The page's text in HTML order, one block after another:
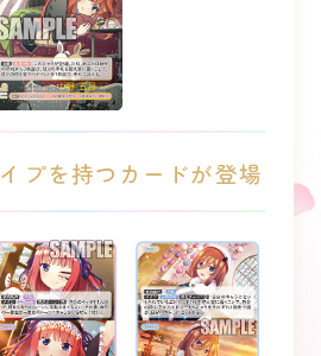
プを持つカードが登場